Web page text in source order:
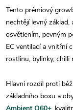
Tento prémiový
nechtějí levný
osvětlením, pevným
EC ventilací a vnitřní
rostlinu, bylinky,
Hlavní rozdíl proti
základního boxu a